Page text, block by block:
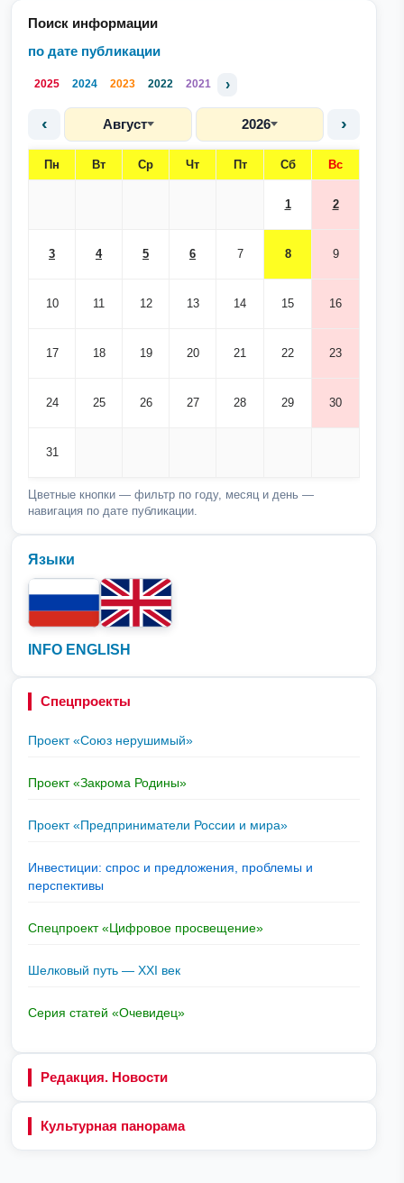
Поиск информации
по дате публикации
2025 2024 2023 2022 2021 ›
‹ Август 2026 ›
Пн Вт Ср Чт Пт Сб Вс
1 2
3 4 5 6 7 8 9
10 11 12 13 14 15 16
17 18 19 20 21 22 23
24 25 26 27 28 29 30
31
Цветные кнопки — фильтр по году, месяц и день —
навигация по дате публикации.
Языки
INFO ENGLISH
Спецпроекты
Проект «Союз нерушимый»
Проект «Закрома Родины»
Проект «Предприниматели России и мира»
Инвестиции: спрос и предложения, проблемы и
перспективы
Спецпроект «Цифровое просвещение»
Шелковый путь — XXI век
Серия статей «Очевидец»
Редакция. Новости
Культурная панорама